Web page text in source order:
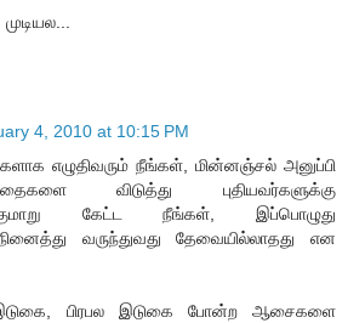
4, 2010 at 10:15 PM
எழுதிவரும் நீங்கள், மின்னஞ்சல் அனுப்பி
விடுத்து புதியவர்களுக்கு
கேட்ட நீங்கள், இப்பொழுது
வருந்துவது தேவையில்லாதது என
பிரபல இடுகை போன்ற ஆசைகளை